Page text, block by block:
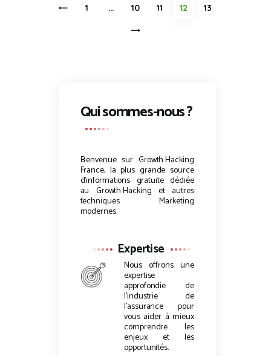
Pagination
PAGE
1 … PAGE
10 PAGE
11 PAGE
12 PAGE
13
Qui sommes-nous ?
Bienvenue sur Growth Hacking
France, la plus grande source
d’informations gratuite dédiée
au Growth Hacking et autres
techniques Marketing
modernes.
Expertise
Nous offrons une
expertise
approfondie de
l’industrie de
l’assurance pour
vous aider à mieux
comprendre les
enjeux et les
opportunités.